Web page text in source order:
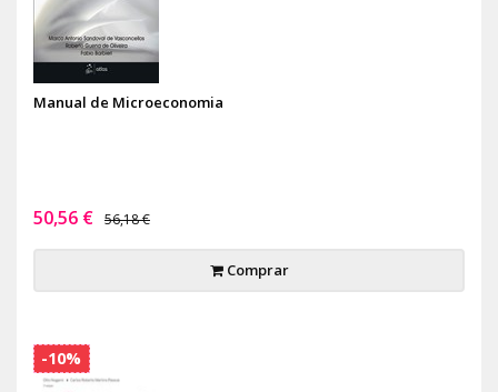
Manual de Microeconomia
50,56 € 56,18 €
Comprar
-10%